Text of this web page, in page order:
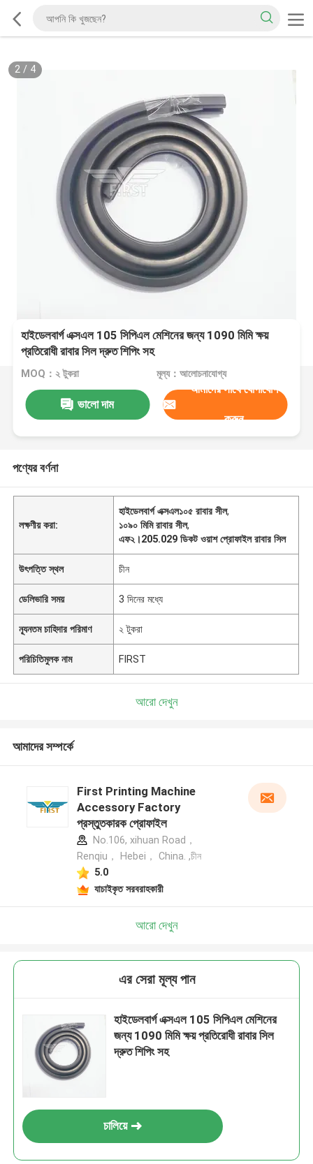
2/ 4
হাইডেলবার্গ এক্সএল 105 সিপিএল মেশিনের জন্য 1090 মিমি ক্ষয়
প্রতিরোধী রাবার সিল দ্রুত শিপিং সহ
MOQ：২ টুকরা মূল্য：আলোচনাযোগ্য
ভালো দাম
আমাদের সাথে যোগাযোগ
করুন
পণ্যের বর্ণনা
লক্ষণীয় করা:
হাইডেলবার্গ এক্সএল১০৫ রাবার সীল,
১০৯০ মিমি রাবার সীল,
এফ২।205.029 ডিকট ওয়াশ প্রোফাইল রাবার সিল
উৎপত্তি স্থল চীন
ডেলিভারি সময় 3 দিনের মধ্যে
ন্যূনতম চাহিদার পরিমাণ ২ টুকরা
পরিচিতিমুলক নাম FIRST
আরো দেখুন
আমাদের সম্পর্কে
First Printing Machine
Accessory Factory
প্রস্তুতকারক প্রোফাইল
No.106, xihuan Road，
Renqiu， Hebei， China. ,চীন
5.0
যাচাইকৃত সরবরাহকারী
আরো দেখুন
এর সেরা মূল্য পান
হাইডেলবার্গ এক্সএল 105 সিপিএল মেশিনের
জন্য 1090 মিমি ক্ষয় প্রতিরোধী রাবার সিল
দ্রুত শিপিং সহ
চালিয়ে